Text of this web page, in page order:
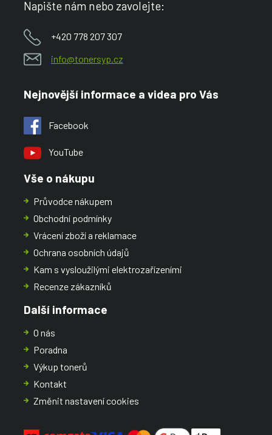
Napište nám nebo zavolejte:
+420 778 207 307
info@tonersyp.cz
Nejnovější informace a videa pro Vás
Facebook
YouTube
Vše o nákupu
Průvodce nákupem
Obchodní podmínky
Vrácení zboží a reklamace
Ochrana osobních údajů
Kam s vysloužilými elektrozařízeními
Recenze zákazníků
Další informace
O nás
Poradna
Výkup tonerů
Kontakt
Změnit nastavení cookies